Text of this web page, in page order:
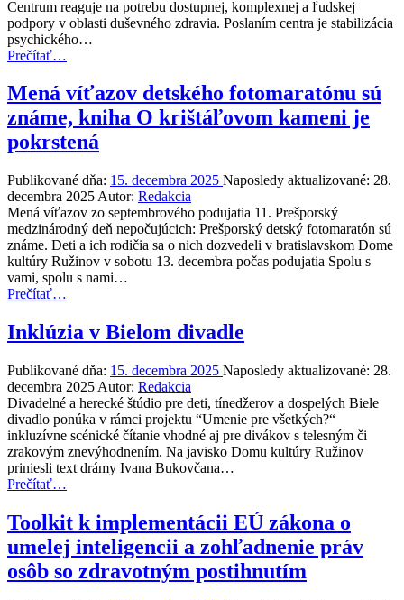
Centrum reaguje na potrebu dostupnej, komplexnej a ľudskej
podpory v oblasti duševného zdravia. Poslaním centra je stabilizácia
psychického…
Prečítať“Psychosociálne
vo
Vranove
nad
Topľou
–
miesto
pomoci
pre
duševné
zdravie”
…
Mená víťazov detského fotomaratónu sú
známe, kniha O krištáľovom kameni je
pokrstená
Publikované dňa: 15. decembra 2025 Naposledy aktualizované: 28.
decembra 2025 Autor: Redakcia
Mená víťazov zo septembrového podujatia 11. Prešporský
medzinárodný deň nepočujúcich: Prešporský detský fotomaratón sú
známe. Deti a ich rodičia sa o nich dozvedeli v bratislavskom Dome
kultúry Ružinov v sobotu 13. decembra počas podujatia Spolu s
vami, spolu s nami…
Prečítať“Mená
detského
fotomaratónu
známe,
kniha
O
krištáľovom
kameni
je
pokrstená”
…
Inklúzia v Bielom divadle
Publikované dňa: 15. decembra 2025 Naposledy aktualizované: 28.
decembra 2025 Autor: Redakcia
Divadelné a herecké štúdio pre deti, tínedžerov a dospelých Biele
divadlo ponúka v rámci projektu “Umenie pre všetkých?“
inkluzívne scénické čítanie vhodné aj pre divákov s telesným či
zrakovým znevýhodnením. Na javisko Domu kultúry Ružinov
priniesli text drámy Ivana Bukovčana…
Prečítať“Inklúzia
Bielom
divadle”
…
Toolkit k implementácii EÚ zákona o
umelej inteligencii a zohľadnenie práv
osôb so zdravotným postihnutím